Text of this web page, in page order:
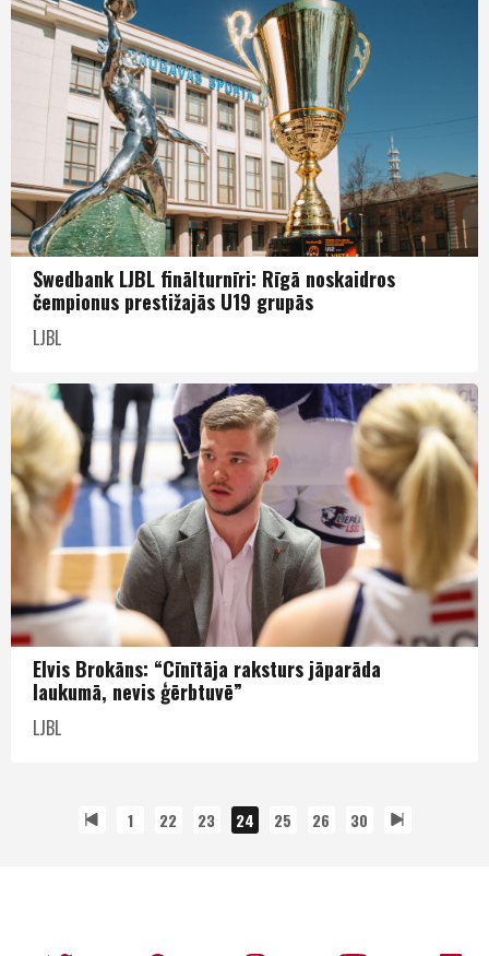
Swedbank LJBL finālturnīri: Rīgā noskaidros
čempionus prestižajās U19 grupās
LJBL
Elvis Brokāns: “Cīnītāja raksturs jāparāda
laukumā, nevis ģērbtuvē”
LJBL
1 22 23 24 25 26 30